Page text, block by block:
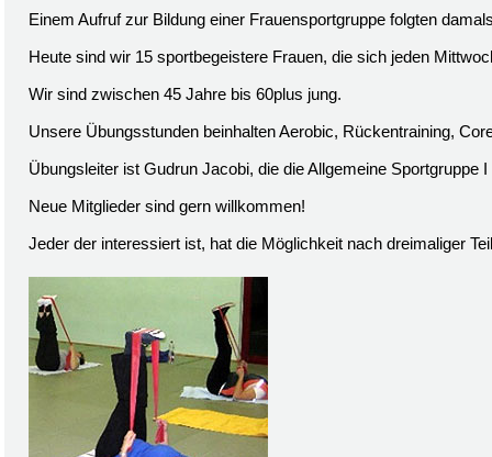
Einem Aufruf zur Bildung einer Frauensportgruppe folgten
Heute sind wir 15 sportbegeistere Frauen, die sich jeden
Wir sind zwischen 45 Jahre bis 60plus jung.
Unsere Übungsstunden beinhalten Aerobic, Rückentraining,
Übungsleiter ist Gudrun Jacobi, die die Allgemeine Sportgruppe
Neue Mitglieder sind gern willkommen!
Jeder der interessiert ist, hat die Möglichkeit nach dreimaliger